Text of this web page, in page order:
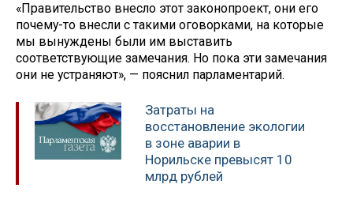
«Правительство внесло этот законопроект, они его
почему-то внесли с такими оговорками, на которые
мы вынуждены были им выставить
соответствующие замечания. Но пока эти замечания
они не устраняют», — пояснил парламентарий.
Затраты на
восстановление экологии
в зоне аварии в
Норильске превысят 10
млрд рублей